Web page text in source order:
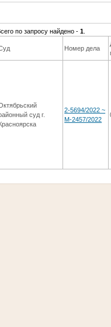
по запросу найдено -1
Номер дела
суд г.
2-5694/2022 ~
М-2457/2022